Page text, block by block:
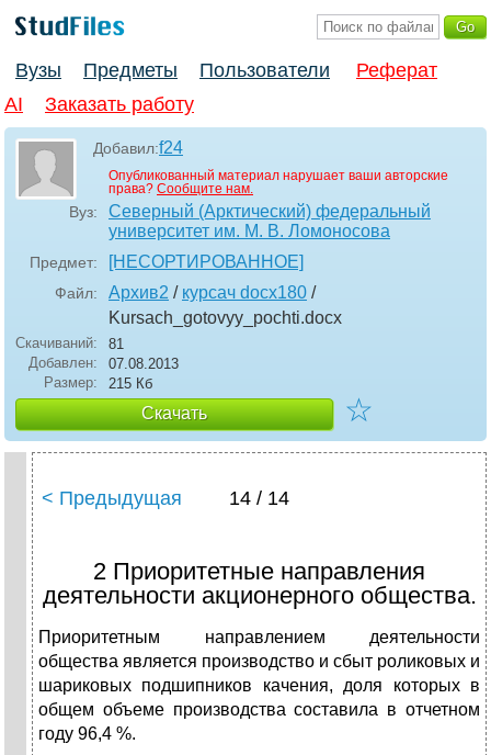
Вузы Предметы Пользователи
Реферат
AI
Заказать работу
Добавил:f24
Опубликованный материал нарушает ваши авторские
права? Сообщите нам.
Вуз:
Северный (Арктический) федеральный
университет им. М. В. Ломоносова
Предмет: [НЕСОРТИРОВАННОЕ]
Файл: Архив2 / курсач docx180 /
Kursach_gotovyy_pochti.docx
Скачиваний:
81
Добавлен:
07.08.2013
Размер:
215 Кб
Скачать ☆
< Предыдущая 14 / 14
2 Приоритетные направления
деятельности акционерного общества.
Приоритетным направлением деятельности
общества является производство и сбыт роликовых и
шариковых подшипников качения, доля которых в
общем объеме производства составила в отчетном
году 96,4 %.